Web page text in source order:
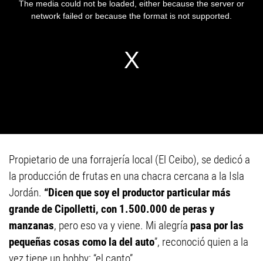
Propietario de una forrajería local (El Ceibo), se dedicó a
la producción de frutas en una chacra cercana a la Isla
Jordán. “Dicen que soy el productor particular más
grande de Cipolletti, con 1.500.000 de peras y
manzanas, pero eso va y viene. Mi alegría pasa por las
pequeñas cosas como la del auto”, reconoció quien a la